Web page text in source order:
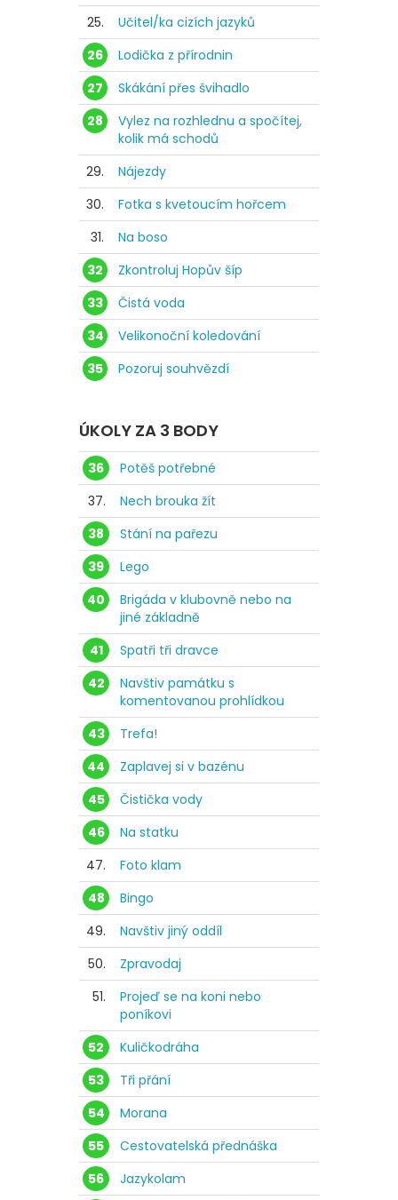
25.
Učitel/ka cizích jazyků
26
Lodička z přírodnin
27
Skákání přes švihadlo
28
Vylez na rozhlednu a spočítej,
kolik má schodů
29.
Nájezdy
30.
Fotka s kvetoucím hořcem
31.
Na boso
32
Zkontroluj Hopův šíp
33
Čistá voda
34
Velikonoční koledování
35
Pozoruj souhvězdí
ÚKOLY ZA 3 BODY
36
Potěš potřebné
37.
Nech brouka žít
38
Stání na pařezu
39
Lego
40
Brigáda v klubovně nebo na
jiné základně
41
Spatři tři dravce
42
Navštiv památku s
komentovanou prohlídkou
43
Trefa!
44
Zaplavej si v bazénu
45
Čistička vody
46
Na statku
47.
Foto klam
48
Bingo
49.
Navštiv jiný oddíl
50.
Zpravodaj
51.
Projeď se na koni nebo
poníkovi
52
Kuličkodráha
53
Tři přání
54
Morana
55
Cestovatelská přednáška
56
Jazykolam